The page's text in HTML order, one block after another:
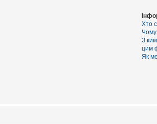
Хто
Чому
З
цим
Як